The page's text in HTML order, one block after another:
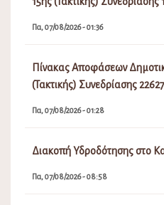
Πα, 07/08/2026 - 01:36
Πίνακας Αποφάσεων
(Τακτικής) Συνεδρίασης
Πα, 07/08/2026 - 01:28
Διακοπή Υδροδότησης στο
Πα, 07/08/2026 - 08:58